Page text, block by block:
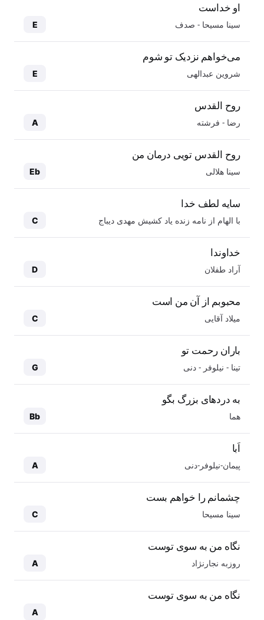
او خداست
سینا مسیحا - صدف E
می‌خواهم نزدیک تو شوم
شروین عبدالهی E
روح القدس
رضا - فرشته A
روح القدس تویی درمان من
سینا هلالی Eb
سایه لطف خدا
با الهام از نامه زنده یاد کشیش مهدی دیباج C
خداوندا
آراد طفلان D
محبوبم از آن من است
میلاد آقایی C
باران رحمت تو
تینا - نیلوفر - دنی G
به دردهای بزرگ بگو
هما Bb
اَبا
پیمان-نیلوفر-دنی A
چشمانم را خواهم بست
سینا مسیحا C
نگاه من به سوی توست
روزبه نجارنژاد A
نگاه من به سوی توست
A